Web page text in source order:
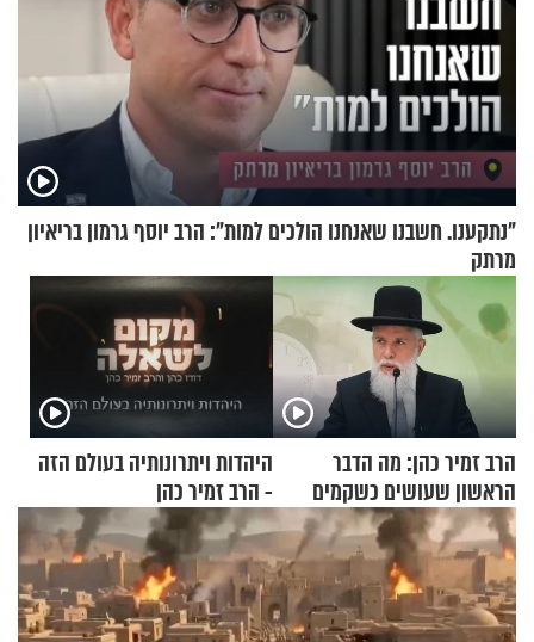
"נתקענו. חשבנו שאנחנו הולכים למות": הרב יוסף גרמון בריאיון
מרתק
הרב זמיר כהן: מה הדבר
הראשון שעושים כשקמים
בבוקר?
היהדות ויתרונותיה בעולם הזה
- הרב זמיר כהן